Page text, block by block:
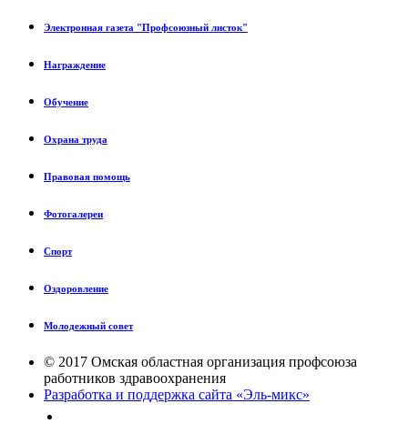
Электронная газета "Профсоюзный листок"
Награждение
Обучение
Охрана труда
Правовая помощь
Фотогалереи
Спорт
Оздоровление
Молодежный совет
© 2017 Омская областная организация профсоюза
работников здравоохранения
Разработка и поддержка сайта «Эль-микс»